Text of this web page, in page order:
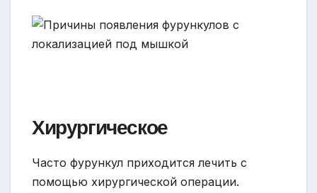
Хирургическое
Часто фурункул приходится лечить с
помощью хирургической операции.